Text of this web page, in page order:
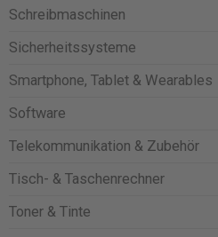
Schreibmaschinen
Sicherheitssysteme
Smartphone, Tablet & Wearables
Software
Telekommunikation & Zubehör
Tisch- & Taschenrechner
Toner & Tinte